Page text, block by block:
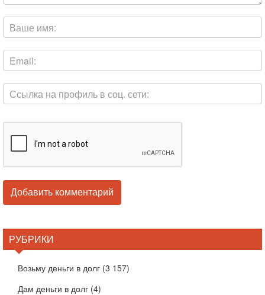
РУБРИКИ
Возьму деньги в долг (3 157)
Дам деньги в долг (4)